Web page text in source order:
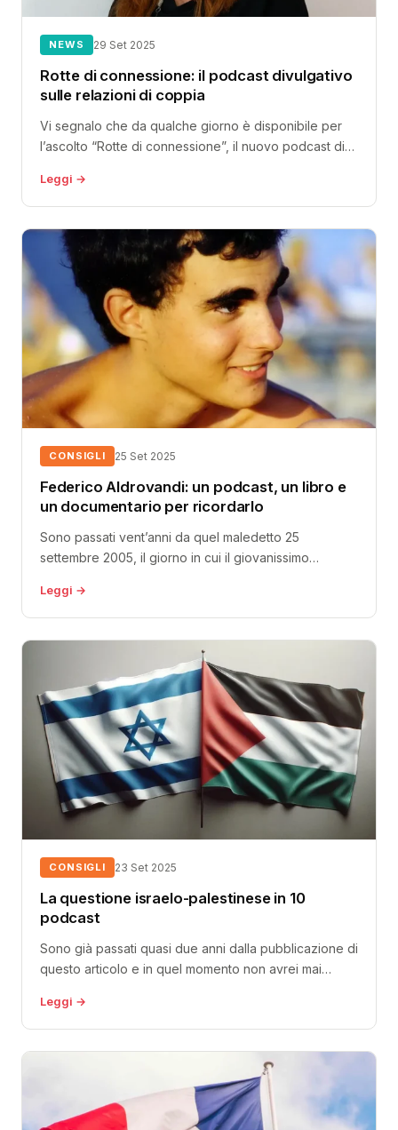
NEWS 29 Set 2025
Rotte di connessione: il podcast divulgativo
sulle relazioni di coppia
Vi segnalo che da qualche giorno è disponibile per
l’ascolto “Rotte di connessione”, il nuovo podcast di
Leggi →
CONSIGLI 25 Set 2025
Federico Aldrovandi: un podcast, un libro e
un documentario per ricordarlo
Sono passati vent’anni da quel maledetto 25
settembre 2005, il giorno in cui il giovanissimo
diciassettenne...
Leggi →
CONSIGLI 23 Set 2025
La questione israelo-palestinese in 10
podcast
Sono già passati quasi due anni dalla pubblicazione di
questo articolo e in quel momento non avrei mai
Leggi →